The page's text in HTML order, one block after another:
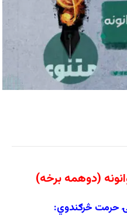
(دوهمه برخه)
حرمت څرګندوي: